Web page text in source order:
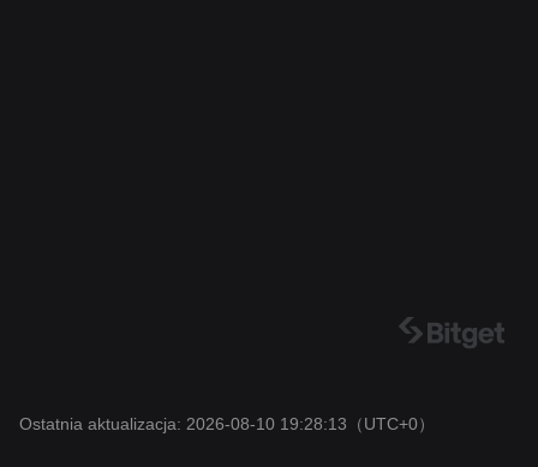
Ostatnia aktualizacja: 2026-08-10 19:28:13 （UTC+0）